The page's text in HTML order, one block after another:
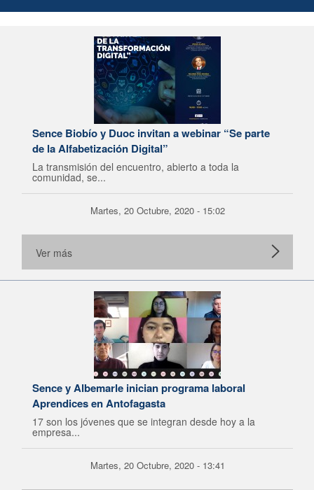
Sence Biobío y Duoc invitan a webinar “Se parte
de la Alfabetización Digital”
La transmisión del encuentro, abierto a toda la
comunidad, se...
Martes, 20 Octubre, 2020 - 15:02
Ver más
Sence y Albemarle inician programa laboral
Aprendices en Antofagasta
17 son los jóvenes que se integran desde hoy a la
empresa...
Martes, 20 Octubre, 2020 - 13:41